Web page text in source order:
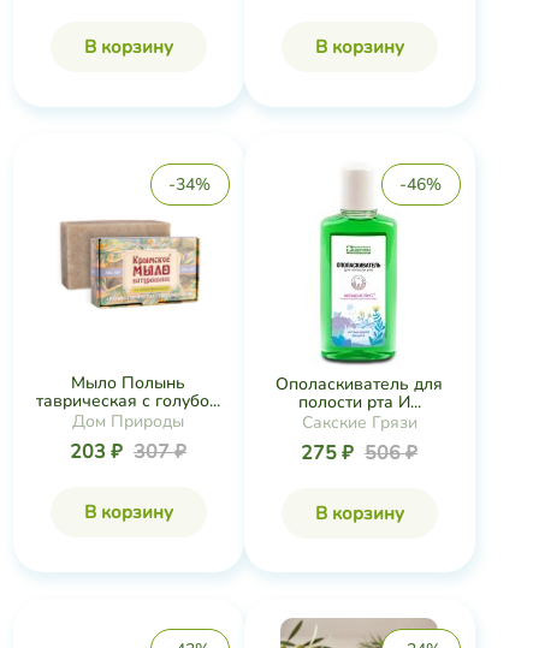
В корзину В корзину
-34%
Мыло Полынь
таврическая с голубо...
Дом Природы
203 ₽ 307 ₽
В корзину
-46%
Ополаскиватель для
полости рта И...
Сакские Грязи
275 ₽ 506 ₽
В корзину